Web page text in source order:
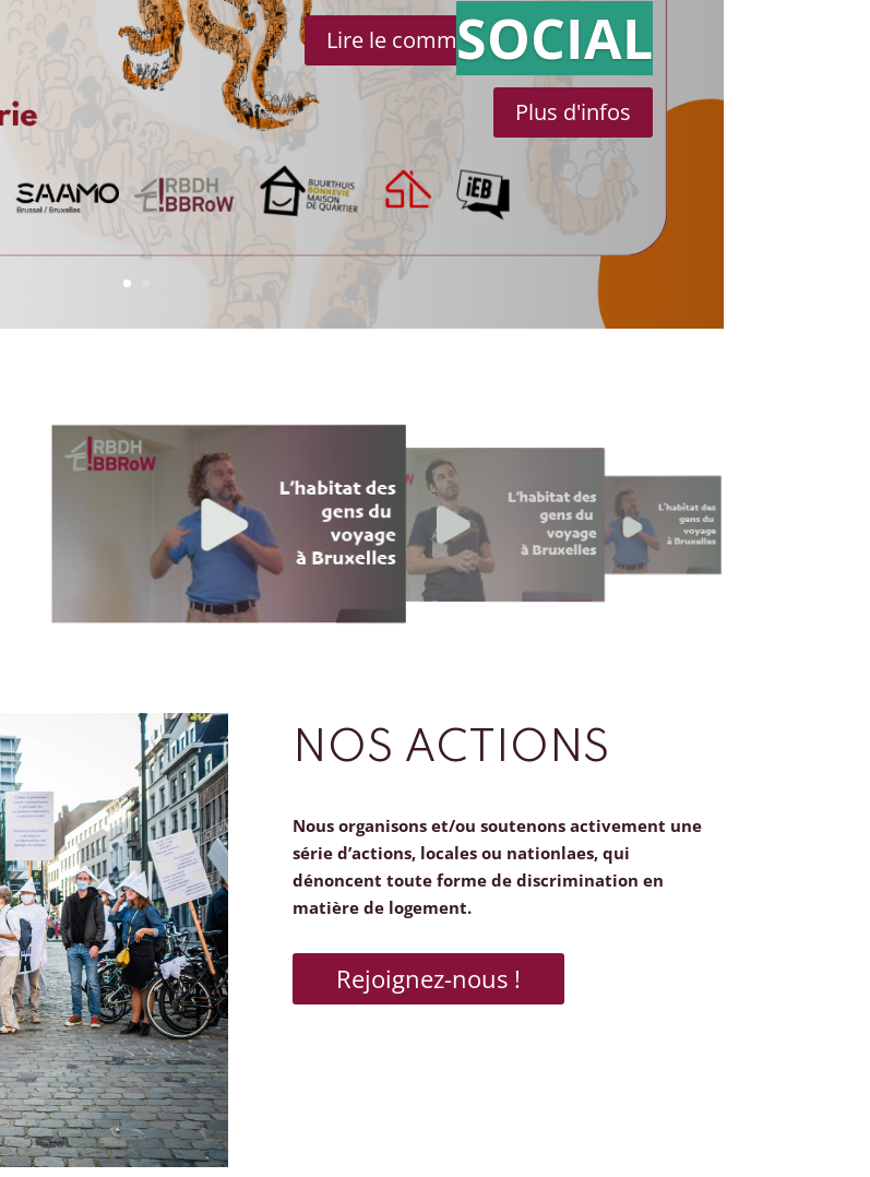
Lire le communiqué de presse
SOCIAL
Plus d'infos
NOS ACTIONS
Nous organisons et/ou soutenons activement une
série d’actions, locales ou nationlaes, qui
dénoncent toute forme de discrimination en
matière de logement.
Rejoignez-nous !